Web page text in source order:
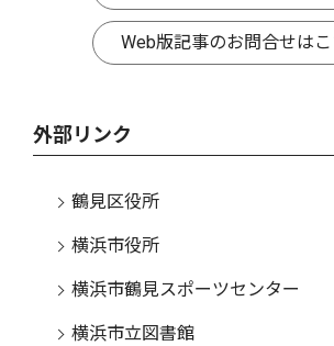
Web版記事のお問合せは
外部リンク
鶴見区役所
横浜市役所
横浜市鶴見スポーツセンター
横浜市立図書館